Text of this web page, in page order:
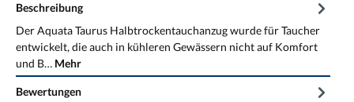
Beschreibung
Der Aquata Taurus Halbtrockentauchanzug wurde für Taucher
entwickelt, die auch in kühleren Gewässern nicht auf Komfort
und B… Mehr
Bewertungen